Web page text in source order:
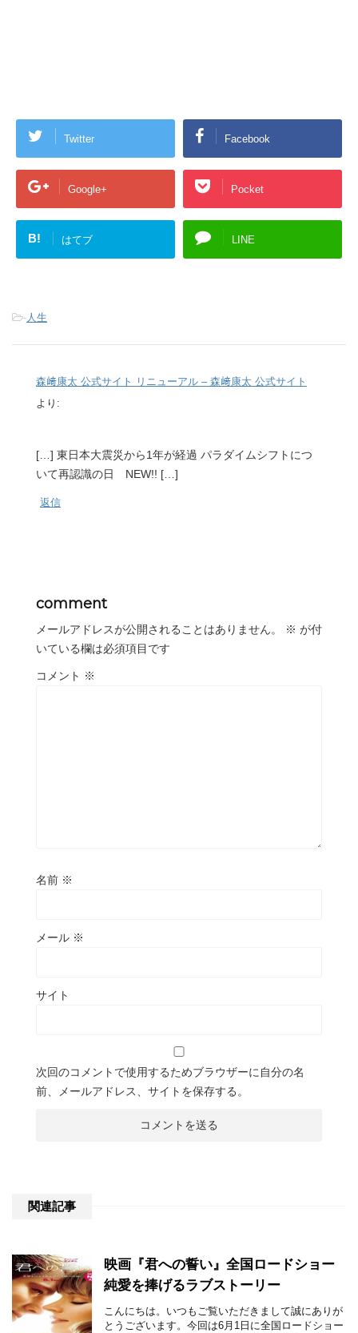
Twitter Facebook
Google+ Pocket
B! はてブ LINE
-人生
森﨑康太 公式サイト リニューアル – 森﨑康太 公式サイト
より:
[…] 東日本大震災から1年が経過 パラダイムシフトにつ
いて再認識の日 NEW!! […]
返信
comment
メールアドレスが公開されることはありません。 ※ が付
いている欄は必須項目です
コメント ※
名前 ※
メール ※
サイト
次回のコメントで使用するためブラウザーに自分の名
前、メールアドレス、サイトを保存する。
関連記事
映画『君への誓い』全国ロードショー
純愛を捧げるラブストーリー
こんにちは。いつもご覧いただきまして誠にありが
とうございます。今回は6月1日に全国ロードショー